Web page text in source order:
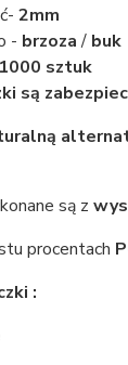
2mm
- brzoza/ buk
sztuk
są
są z
procentach
: